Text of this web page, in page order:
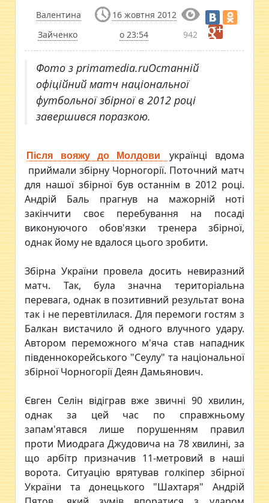
Валентина
Зайченко
16 жовтня 2012
о 23:54
942
Фото з primamedia.ruОстанній
офіційний матч національної
футбольної збірної в 2012 році
завершився поразкою.
Після вояжу до Молдови
українці вдома
приймали збірну Чорногорії. Поточний матч
для нашої збірної був останнім в 2012 році.
Андрій Баль прагнув на мажорній ноті
закінчити своє перебування на посаді
виконуючого обов'язки тренера збірної,
однак йому не вдалося цього зробити.
Збірна України провела досить невиразний
матч. Так, була значна територіальна
перевага, однак в позитивний результат вона
так і не перевтілилася. Для перемоги гостям з
Балкан вистачило й одного влучного удару.
Автором переможного м'яча став нападник
південнокорейського "Сеулу" та національної
збірної Чорногорії Деян Дамьянович.
Євген Селін відіграв вже звичні 90 хвилин,
однак за цей час по справжньому
запам'ятався лише порушенням правил
проти Миодрага Джудовича на 78 хвилині, за
що арбітр призначив 11-метровий в наші
ворота. Ситуацію врятував голкіпер збірної
України та донецького "Шахтаря" Андрій